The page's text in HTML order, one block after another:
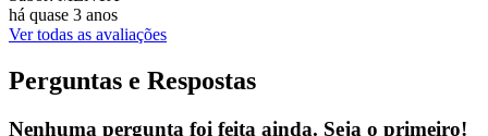
há quase 3 anos
Ver todas as avaliações
Perguntas e Respostas
Nenhuma pergunta foi feita ainda. Seja o primeiro!